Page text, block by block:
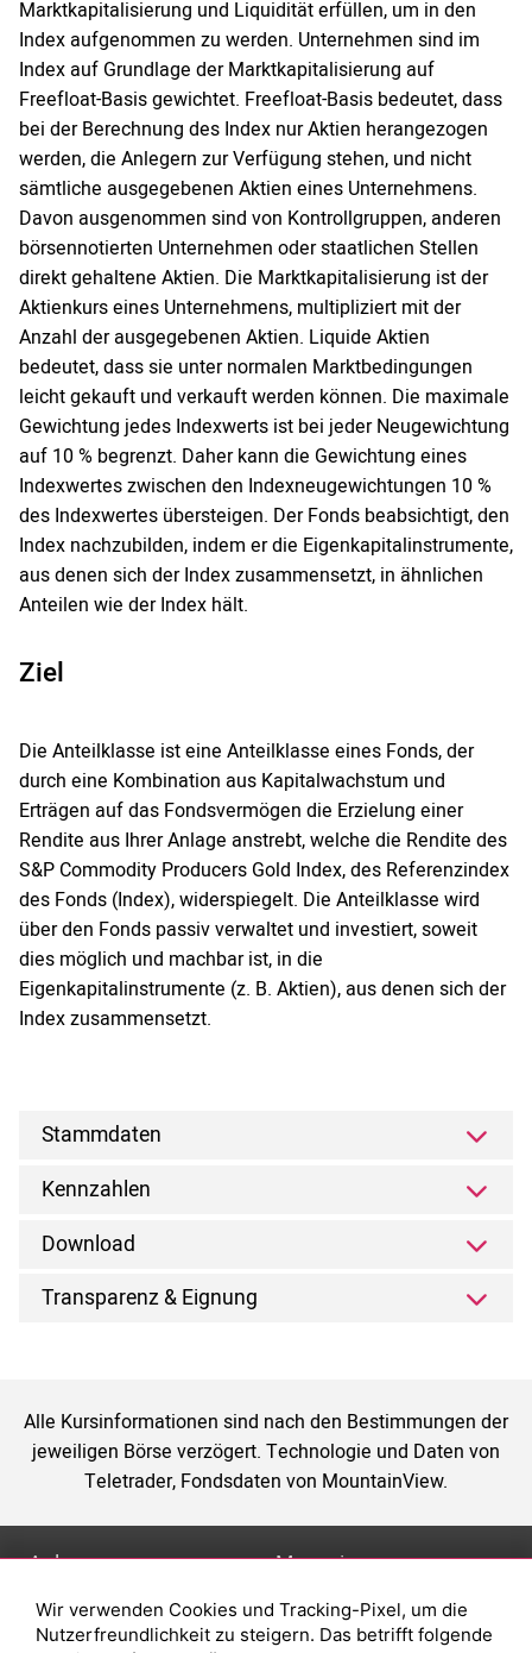
Marktkapitalisierung und Liquidität erfüllen, um in den
Index aufgenommen zu werden. Unternehmen sind im
Index auf Grundlage der Marktkapitalisierung auf
Freefloat-Basis gewichtet. Freefloat-Basis bedeutet, dass
bei der Berechnung des Index nur Aktien herangezogen
werden, die Anlegern zur Verfügung stehen, und nicht
sämtliche ausgegebenen Aktien eines Unternehmens.
Davon ausgenommen sind von Kontrollgruppen, anderen
börsennotierten Unternehmen oder staatlichen Stellen
direkt gehaltene Aktien. Die Marktkapitalisierung ist der
Aktienkurs eines Unternehmens, multipliziert mit der
Anzahl der ausgegebenen Aktien. Liquide Aktien
bedeutet, dass sie unter normalen Marktbedingungen
leicht gekauft und verkauft werden können. Die maximale
Gewichtung jedes Indexwerts ist bei jeder Neugewichtung
auf 10 % begrenzt. Daher kann die Gewichtung eines
Indexwertes zwischen den Indexneugewichtungen 10 %
des Indexwertes übersteigen. Der Fonds beabsichtigt, den
Index nachzubilden, indem er die Eigenkapitalinstrumente,
aus denen sich der Index zusammensetzt, in ähnlichen
Anteilen wie der Index hält.
Ziel
Die Anteilklasse ist eine Anteilklasse eines Fonds, der
durch eine Kombination aus Kapitalwachstum und
Erträgen auf das Fondsvermögen die Erzielung einer
Rendite aus Ihrer Anlage anstrebt, welche die Rendite des
S&P Commodity Producers Gold Index, des Referenzindex
des Fonds (Index), widerspiegelt. Die Anteilklasse wird
über den Fonds passiv verwaltet und investiert, soweit
dies möglich und machbar ist, in die
Eigenkapitalinstrumente (z. B. Aktien), aus denen sich der
Index zusammensetzt.
Stammdaten
Kennzahlen
Download
Transparenz & Eignung
Alle Kursinformationen sind nach den Bestimmungen der
jeweiligen Börse verzögert. Technologie und Daten von
Teletrader, Fondsdaten von MountainView.
Anlage
Depot eröffnen
Magazin
Was sind sind ETFs?
Wir verwenden Cookies und Tracking-Pixel, um die
Nutzerfreundlichkeit zu steigern. Das betrifft folgende